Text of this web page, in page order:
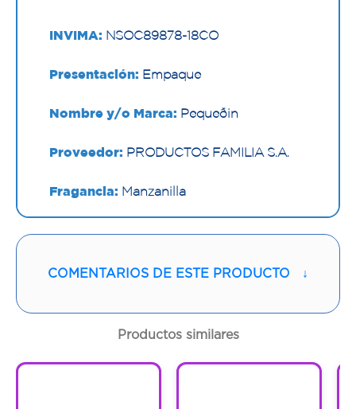
INVIMA: NSOC89878-18CO
Presentación: Empaque
Nombre y/o Marca: Pequeðin
Proveedor: PRODUCTOS FAMILIA S.A.
Fragancia: Manzanilla
Cantidad:240 Unds
COMENTARIOS DE ESTE PRODUCTO ↓
Productos similares